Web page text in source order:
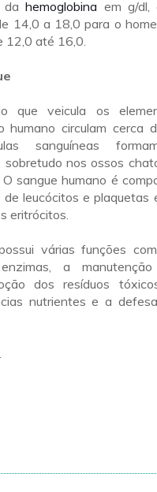
dahemoglobina em g/dl,
14,0 a 18,0 para o
12,0 até 16,0.
que veicula os
humano circulam cerca
sanguíneas
sobretudo nos ossos
sangue humano é
leucócitos e plaquetas
eritrócitos.
várias funções
a
dos resíduos
nutrientes e a